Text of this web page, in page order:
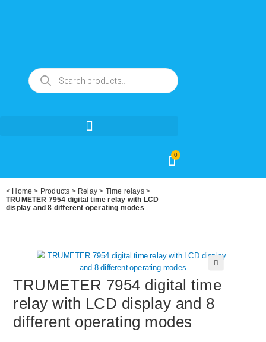
0
< Home > Products > Relay > Time relays>
TRUMETER 7954 digital time relay with LCD
display and 8 different operating modes
TRUMETER 7954 digital time
relay with LCD display and 8
different operating modes